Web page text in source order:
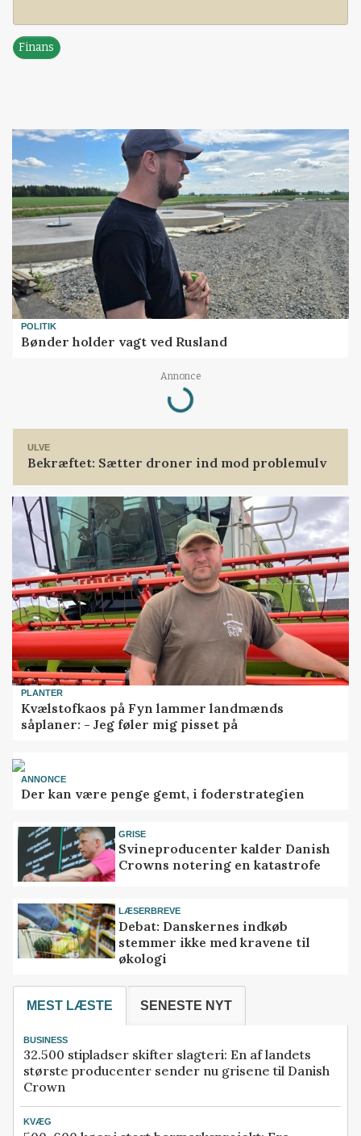
Finans
POLITIK
Bønder holder vagt ved Rusland
Annonce
Loading...
ULVE
Bekræftet: Sætter droner ind mod problemulv
PLANTER
Kvælstofkaos på Fyn lammer landmænds
såplaner: - Jeg føler mig pisset på
ANNONCE
Der kan være penge gemt, i foderstrategien
GRISE
Svineproducenter kalder Danish
Crowns notering en katastrofe
LÆSERBREVE
Debat: Danskernes indkøb
stemmer ikke med kravene til
økologi
MEST LÆSTE SENESTE NYT
BUSINESS
32.500 stipladser skifter slagteri: En af landets
største producenter sender nu grisene til Danish
Crown
KVÆG